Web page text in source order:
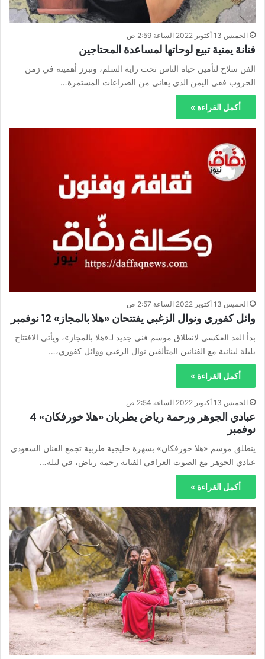
الخميس 13 أكتوبر 2022 الساعة 2:59 ص
فنانة يمنية تبيع لوحاتها لمساعدة المحتاجين
الفن سلاح لتأمين حياة الناس تحت راية السلم، وتبرز أهميته في زمن
الحروب ففي اليمن الذي يعاني من الصراعات المستمرة…
أكمل القراءة »
الخميس 13 أكتوبر 2022 الساعة 2:57 ص
وائل كفوري ونوال الزغبي يفتتحان «هلا بالمجاز» 12 نوفمبر
بدأ العد العكسي لانطلاق موسم فني جديد لـ«هلا بالمجاز»، ويأتي الافتتاح
بليلة لبنانية مع الفنانين المتألقين نوال الزغبي ووائل كفوري،…
أكمل القراءة »
الخميس 13 أكتوبر 2022 الساعة 2:54 ص
عبادي الجوهر ورحمة رياض يطربان «هلا خورفكان» 4
نوفمبر
ينطلق موسم «هلا خورفكان» بسهرة خليجية طربية تجمع الفنان السعودي
عبادي الجوهر مع الصوت العراقي الفنانة رحمة رياض، في ليلة…
أكمل القراءة »